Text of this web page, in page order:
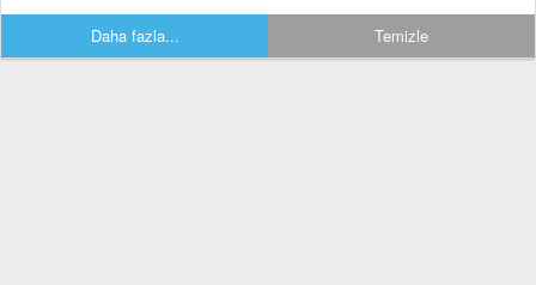
Daha fazla... Temizle